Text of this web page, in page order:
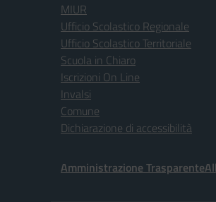
MIUR
Ufficio Scolastico Regionale
Ufficio Scolastico Territoriale
Scuola in Chiaro
Iscrizioni On Line
Invalsi
Comune
Dichiarazione di accessibilità
Amministrazione Trasparente